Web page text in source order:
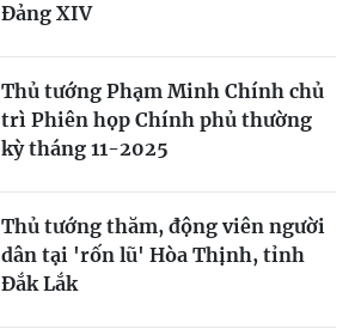
Đảng XIV
Thủ tướng Phạm Minh Chính chủ
trì Phiên họp Chính phủ thường
kỳ tháng 11-2025
Thủ tướng thăm, động viên người
dân tại 'rốn lũ' Hòa Thịnh, tỉnh
Đắk Lắk